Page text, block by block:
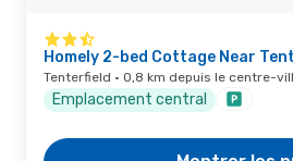
Homely 2-bed Cottage Near
Tenterfield · 0,8 km depuis le centre-
Emplacement central